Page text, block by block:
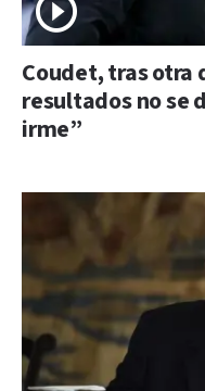
Coudet, tras otra
resultados no se
irme”